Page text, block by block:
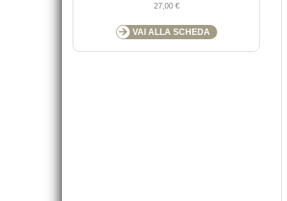
27,00 €
VAI ALLA SCHEDA